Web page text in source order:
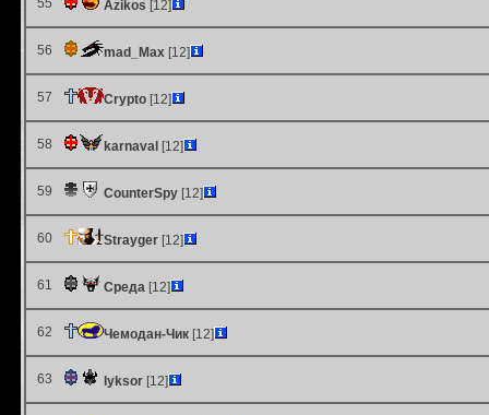
55 Azikos [12]
56 mad_Max [12]
57 Crypto [12]
58 karnaval [12]
59 CounterSpy [12]
60 Strayger [12]
61 Среда [12]
62 Чемодан-Чик [12]
63 lyksor [12]